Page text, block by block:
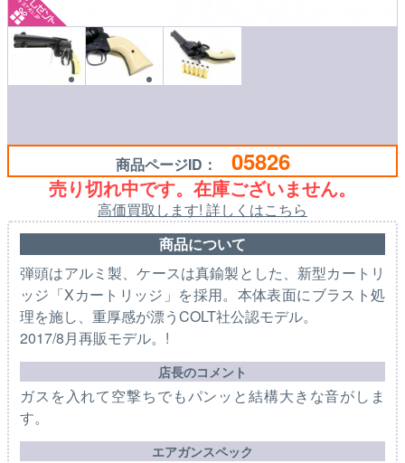
商品ページID： 05826
売り切れ中です。在庫ございません。
高価買取します! 詳しくはこちら
商品について
弾頭はアルミ製、ケースは真鍮製とした、新型カートリ
ッジ「Xカートリッジ」を採用。本体表面にブラスト処
理を施し、重厚感が漂うCOLT社公認モデル。
2017/8月再販モデル。!
店長のコメント
ガスを入れて空撃ちでもパンッと結構大きな音がしま
す。
エアガンスペック